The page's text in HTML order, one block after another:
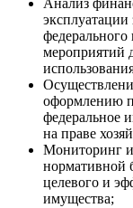
Анализ
мероприятий
оформлению
федеральное
на праве
Мониторинг
нормативной
целевого и
имущества;